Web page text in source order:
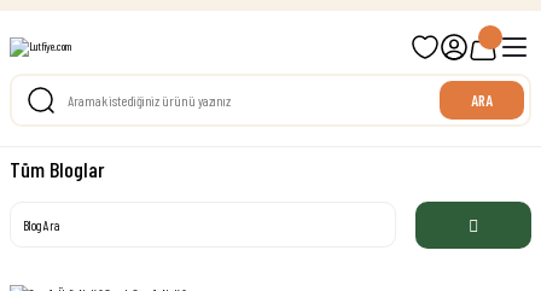
699 TL ve Üzeri Ücretsiz Kargo
ARA
Tüm Bloglar